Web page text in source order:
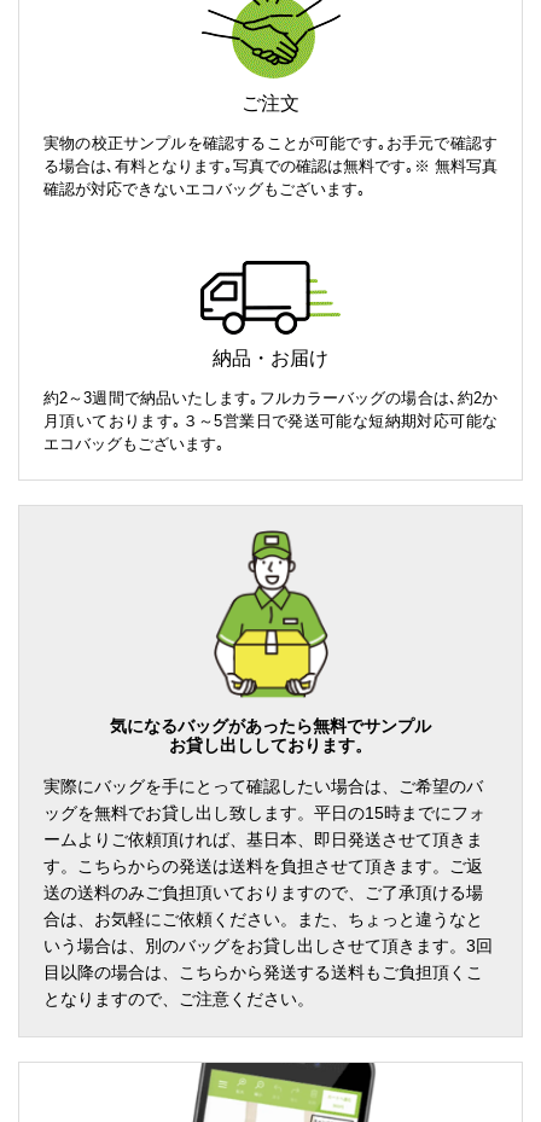
ご注文
実物の校正サンプルを確認することが可能です｡お手元で確認す
る場合は､有料となります｡写真での確認は無料です｡※ 無料写真
確認が対応できないエコバッグもございます｡
納品・お届け
約2～3週間で納品いたします｡フルカラーバッグの場合は､約2か
月頂いております｡３～5営業日で発送可能な短納期対応可能な
エコバッグもございます｡
気になるバッグがあったら無料でサンプル
お貸し出ししております。
実際にバッグを手にとって確認したい場合は、ご希望のバ
ッグを無料でお貸し出し致します。平日の15時までにフォ
ームよりご依頼頂ければ、基日本、即日発送させて頂きま
す。こちらからの発送は送料を負担させて頂きます。ご返
送の送料のみご負担頂いておりますので、ご了承頂ける場
合は、お気軽にご依頼ください。また、ちょっと違うなと
いう場合は、別のバッグをお貸し出しさせて頂きます。3回
目以降の場合は、こちらから発送する送料もご負担頂くこ
となりますので、ご注意ください。